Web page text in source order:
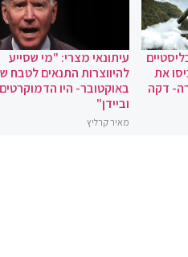
את
דקה
עיתונאי מצרי: "מי שסייע
להיווצרות התנאים לטבח
באוקטובר- היו הדמוקרטים
וביידן"
מאיר קרליץ